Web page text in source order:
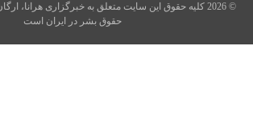
© 2026 کلیه حقوق این سایت متعلق به خبرگزاری هرانا،
حقوق بشر در ایران است